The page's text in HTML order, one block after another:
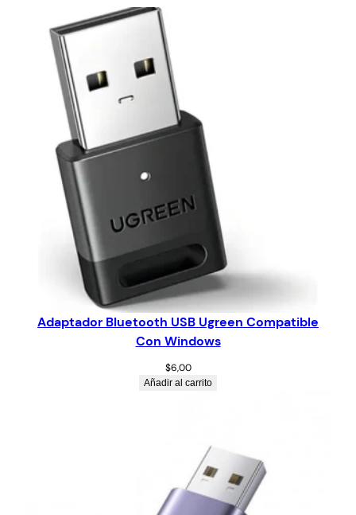
Adaptador Bluetooth USB Ugreen Compatible
Con Windows
$6,00
Añadir al carrito